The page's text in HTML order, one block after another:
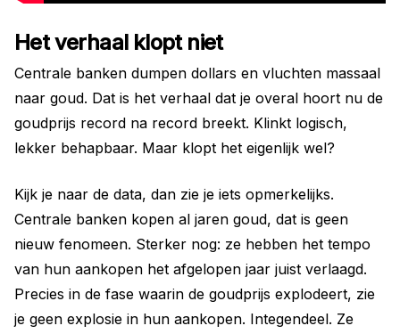
Het verhaal klopt niet
Centrale banken dumpen dollars en vluchten massaal
naar goud. Dat is het verhaal dat je overal hoort nu de
goudprijs record na record breekt. Klinkt logisch,
lekker behapbaar. Maar klopt het eigenlijk wel?
Kijk je naar de data, dan zie je iets opmerkelijks.
Centrale banken kopen al jaren goud, dat is geen
nieuw fenomeen. Sterker nog: ze hebben het tempo
van hun aankopen het afgelopen jaar juist verlaagd.
Precies in de fase waarin de goudprijs explodeert, zie
je geen explosie in hun aankopen. Integendeel. Ze